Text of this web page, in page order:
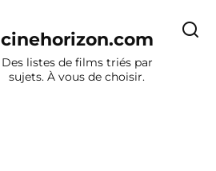
cinehorizon.com
Des listes de films triés par
sujets. À vous de choisir.